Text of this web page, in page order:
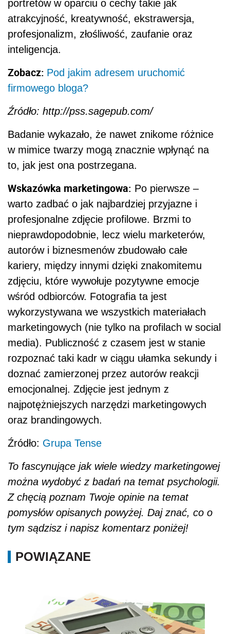
portretów w oparciu o cechy takie jak
atrakcyjność, kreatywność, ekstrawersja,
profesjonalizm, złośliwość, zaufanie oraz
inteligencja.
Zobacz: Pod jakim adresem uruchomić
firmowego bloga?
Źródło: http://pss.sagepub.com/
Badanie wykazało, że nawet znikome różnice
w mimice twarzy mogą znacznie wpłynąć na
to, jak jest ona postrzegana.
Wskazówka marketingowa: Po pierwsze –
warto zadbać o jak najbardziej przyjazne i
profesjonalne zdjęcie profilowe. Brzmi to
nieprawdopodobnie, lecz wielu marketerów,
autorów i biznesmenów zbudowało całe
kariery, między innymi dzięki znakomitemu
zdjęciu, które wywołuje pozytywne emocje
wśród odbiorców. Fotografia ta jest
wykorzystywana we wszystkich materiałach
marketingowych (nie tylko na profilach w social
media). Publiczność z czasem jest w stanie
rozpoznać taki kadr w ciągu ułamka sekundy i
doznać zamierzonej przez autorów reakcji
emocjonalnej. Zdjęcie jest jednym z
najpotężniejszych narzędzi marketingowych
oraz brandingowych.
Źródło: Grupa Tense
To fascynujące jak wiele wiedzy marketingowej
można wydobyć z badań na temat psychologii.
Z chęcią poznam Twoje opinie na temat
pomysłów opisanych powyżej. Daj znać, co o
tym sądzisz i napisz komentarz poniżej!
POWIĄZANE